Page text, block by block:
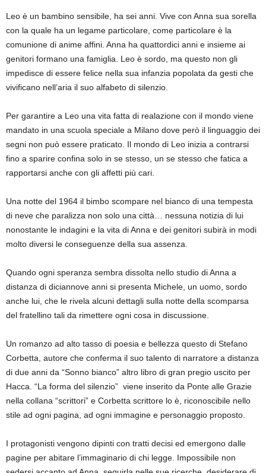
Leo è un bambino sensibile, ha sei anni. Vive con Anna sua sorella
con la quale ha un legame particolare, come particolare è la
comunione di anime affini. Anna ha quattordici anni e insieme ai
genitori formano una famiglia. Leo è sordo, ma questo non gli
impedisce di essere felice nella sua infanzia popolata da gesti che
vivificano nell’aria il suo alfabeto di silenzio.
Per garantire a Leo una vita fatta di realazione con il mondo viene
mandato in una scuola speciale a Milano dove però il linguaggio dei
segni non può essere praticato. Il mondo di Leo inizia a contrarsi
fino a sparire confina solo in se stesso, un se stesso che fatica a
rapportarsi anche con gli affetti più cari.
Una notte del 1964 il bimbo scompare nel bianco di una tempesta
di neve che paralizza non solo una città… nessuna notizia di lui
nonostante le indagini e la vita di Anna e dei genitori subirà in modi
molto diversi le conseguenze della sua assenza.
Quando ogni speranza sembra dissolta nello studio di Anna a
distanza di diciannove anni si presenta Michele, un uomo, sordo
anche lui, che le rivela alcuni dettagli sulla notte della scomparsa
del fratellino tali da rimettere ogni cosa in discussione.
Un romanzo ad alto tasso di poesia e bellezza questo di Stefano
Corbetta, autore che conferma il suo talento di narratore a distanza
di due anni da “Sonno bianco” altro libro di gran pregio uscito per
Hacca. “La forma del silenzio” viene inserito da Ponte alle Grazie
nella collana “scrittori” e Corbetta scrittore lo è, riconoscibile nello
stile ad ogni pagina, ad ogni immagine e personaggio proposto.
I protagonisti vengono dipinti con tratti decisi ed emergono dalle
pagine per abitare l’immaginario di chi legge. Impossibile non